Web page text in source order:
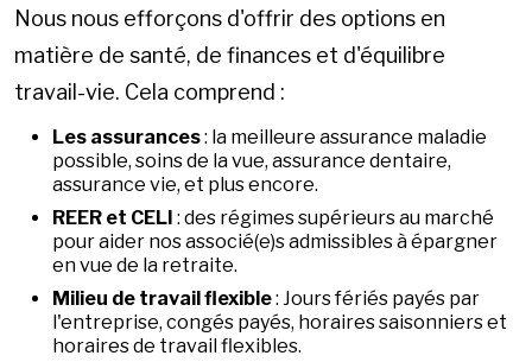
Nous nous efforçons d'offrir des options en
matière de santé, de finances et d'équilibre
travail-vie. Cela comprend :
Les assurances: la meilleure assurance maladie
possible, soins de la vue, assurance dentaire,
assurance vie, et plus encore.
REER et CELI : des régimes supérieurs au marché
pour aider nos associé(e)s admissibles à épargner
en vue de la retraite.
Milieu de travail flexible: Jours fériés payés par
l'entreprise, congés payés, horaires saisonniers et
horaires de travail flexibles.